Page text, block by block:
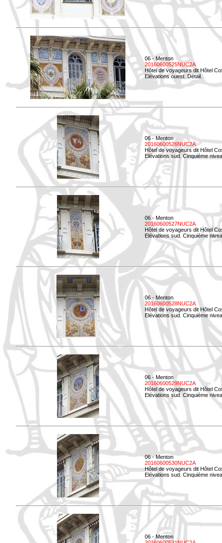
06 - Menton
20160600525NUC2A
Hôtel de voyageurs dit Hôtel
Elévations ouest. Détail.
06 - Menton
20160600526NUC2A
Hôtel de voyageurs dit Hôtel
Elévations sud. Cinquième
06 - Menton
20160600527NUC2A
Hôtel de voyageurs dit Hôtel
Elévations sud. Cinquième
06 - Menton
20160600528NUC2A
Hôtel de voyageurs dit Hôtel
Elévations sud. Cinquième
06 - Menton
20160600529NUC2A
Hôtel de voyageurs dit Hôtel
Elévations sud. Cinquième
06 - Menton
20160600530NUC2A
Hôtel de voyageurs dit Hôtel
Elévations sud. Cinquième
06 - Menton